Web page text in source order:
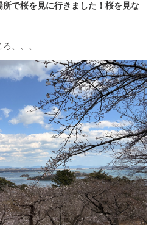
で桜を見に行きました！桜を見な
、、、